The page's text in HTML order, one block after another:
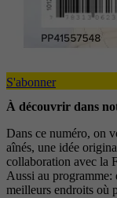
S'abonner
À découvrir dans
Dans ce numéro, on
aînés, une idée
collaboration avec la
Aussi au programme:
meilleurs endroits où